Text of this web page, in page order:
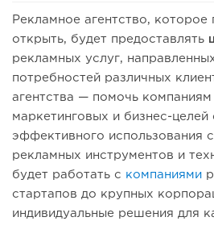
Рекламное агентство, которое
открыть, будет предоставлять
рекламных услуг,
потребностей различных
агентства — помочь компаниям
маркетинговых и бизнес-
эффективного использования
рекламных инструментов и
будет работать с компаниями
стартапов до крупных
индивидуальные решения для